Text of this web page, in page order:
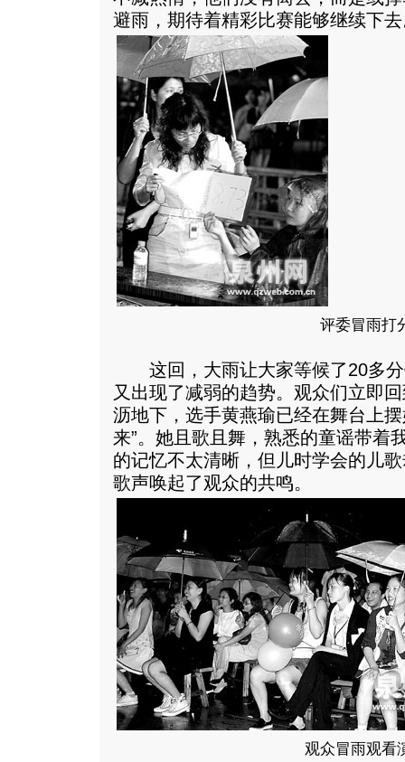
避雨，期待着精彩比赛能够继续下
评委冒雨打
这回，大雨让大家等候了20多分
又出现了减弱的趋势。观众们立即
沥地下，选手黄燕瑜已经在舞台上
来”。她且歌且舞，熟悉的童谣带着
的记忆不太清晰，但儿时学会的儿
歌声唤起了观众的共鸣。
观众冒雨观看